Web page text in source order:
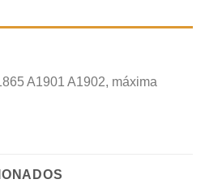
A1901 A1902, máxima